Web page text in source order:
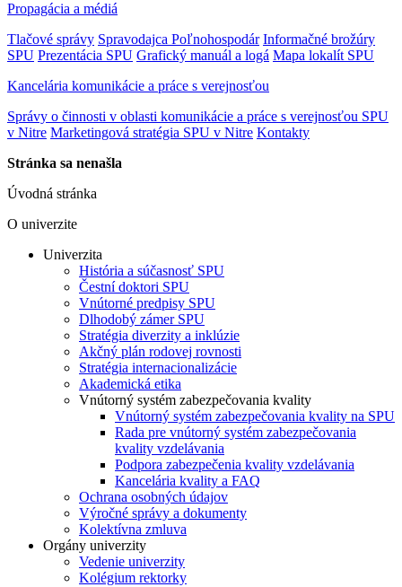
Propagácia a médiá
Tlačové správy Spravodajca Poľnohospodár Informačné brožúry
SPU Prezentácia SPU Grafický manuál a logá Mapa lokalít SPU
Kancelária komunikácie a práce s verejnosťou
Správy o činnosti v oblasti komunikácie a práce s verejnosťou SPU
v Nitre Marketingová stratégia SPU v Nitre Kontakty
Stránka sa nenašla
Úvodná stránka
O univerzite
Univerzita
História a súčasnosť SPU
Čestní doktori SPU
Vnútorné predpisy SPU
Dlhodobý zámer SPU
Stratégia diverzity a inklúzie
Akčný plán rodovej rovnosti
Stratégia internacionalizácie
Akademická etika
Vnútorný systém zabezpečovania kvality
Vnútorný systém zabezpečovania kvality na SPU
Rada pre vnútorný systém zabezpečovania
kvality vzdelávania
Podpora zabezpečenia kvality vzdelávania
Kancelária kvality a FAQ
Ochrana osobných údajov
Výročné správy a dokumenty
Kolektívna zmluva
Orgány univerzity
Vedenie univerzity
Kolégium rektorky